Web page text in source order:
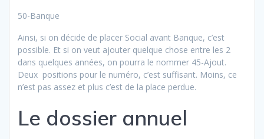
50-Banque
Ainsi, si on décide de placer Social avant Banque, c’est
possible. Et si on veut ajouter quelque chose entre les 2
dans quelques années, on pourra le nommer 45-Ajout.
Deux positions pour le numéro, c’est suffisant. Moins, ce
n’est pas assez et plus c’est de la place perdue.
Le dossier annuel